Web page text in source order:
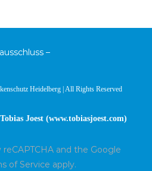
–
Heidelberg | All Rights Reserved
Joest (www.tobiasjoest.com)
and the Google
of Service apply.